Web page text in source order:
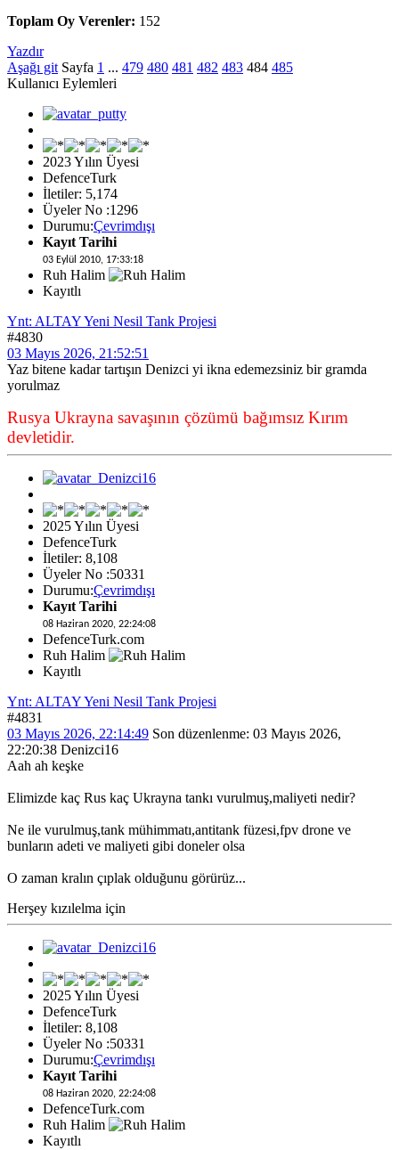
Toplam Oy Verenler: 152
Yazdır
Aşağı git Sayfa 1 ... 479 480 481 482 483 484 485
Kullanıcı Eylemleri
2023 Yılın Üyesi
DefenceTurk
İletiler: 5,174
Üyeler No :1296
Durumu:Çevrimdışı
Kayıt Tarihi
03 Eylül 2010, 17:33:18
Ruh Halim
Kayıtlı
Ynt: ALTAY Yeni Nesil Tank Projesi
#4830
03 Mayıs 2026, 21:52:51
Yaz bitene kadar tartışın Denizci yi ikna edemezsiniz bir gramda
yorulmaz
Rusya Ukrayna savaşının çözümü bağımsız Kırım
devletidir.
2025 Yılın Üyesi
DefenceTurk
İletiler: 8,108
Üyeler No :50331
Durumu:Çevrimdışı
Kayıt Tarihi
08 Haziran 2020, 22:24:08
DefenceTurk.com
Ruh Halim
Kayıtlı
Ynt: ALTAY Yeni Nesil Tank Projesi
#4831
03 Mayıs 2026, 22:14:49 Son düzenlenme: 03 Mayıs 2026,
22:20:38 Denizci16
Aah ah keşke
Elimizde kaç Rus kaç Ukrayna tankı vurulmuş,maliyeti nedir?
Ne ile vurulmuş,tank mühimmatı,antitank füzesi,fpv drone ve
bunların adeti ve maliyeti gibi doneler olsa
O zaman kralın çıplak olduğunu görürüz...
Herşey kızılelma için
2025 Yılın Üyesi
DefenceTurk
İletiler: 8,108
Üyeler No :50331
Durumu:Çevrimdışı
Kayıt Tarihi
08 Haziran 2020, 22:24:08
DefenceTurk.com
Ruh Halim
Kayıtlı